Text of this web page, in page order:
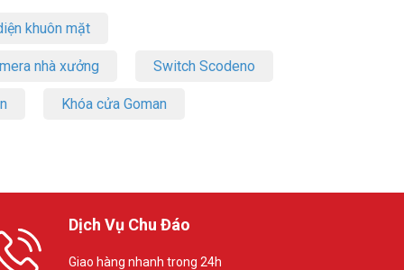
khuôn mặt
nhà xưởng Switch Scodeno
Khóa cửa Goman
Dịch Vụ Chu Đáo
Giao hàng nhanh trong 24h